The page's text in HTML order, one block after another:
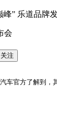
” 乐道品牌
会
注
官方了解到，